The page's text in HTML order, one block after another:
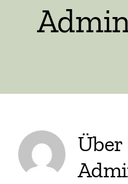
Über